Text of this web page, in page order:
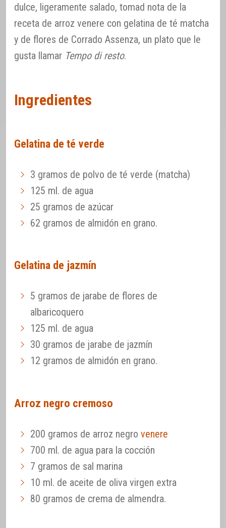
dulce, ligeramente salado, tomad nota de la
receta de arroz venere con gelatina de té matcha
y de flores de Corrado Assenza, un plato que le
gusta llamar Tempo di resto.
Ingredientes
Gelatina de té verde
3 gramos de polvo de té verde (matcha)
125 ml. de agua
25 gramos de azúcar
62 gramos de almidón en grano.
Gelatina de jazmín
5 gramos de jarabe de flores de
albaricoquero
125 ml. de agua
30 gramos de jarabe de jazmín
12 gramos de almidón en grano.
Arroz negro cremoso
200 gramos de arroz negro venere
700 ml. de agua para la cocción
7 gramos de sal marina
10 ml. de aceite de oliva virgen extra
80 gramos de crema de almendra.